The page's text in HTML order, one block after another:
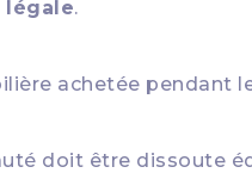
légale.
achetée pendant
doit être dissoute